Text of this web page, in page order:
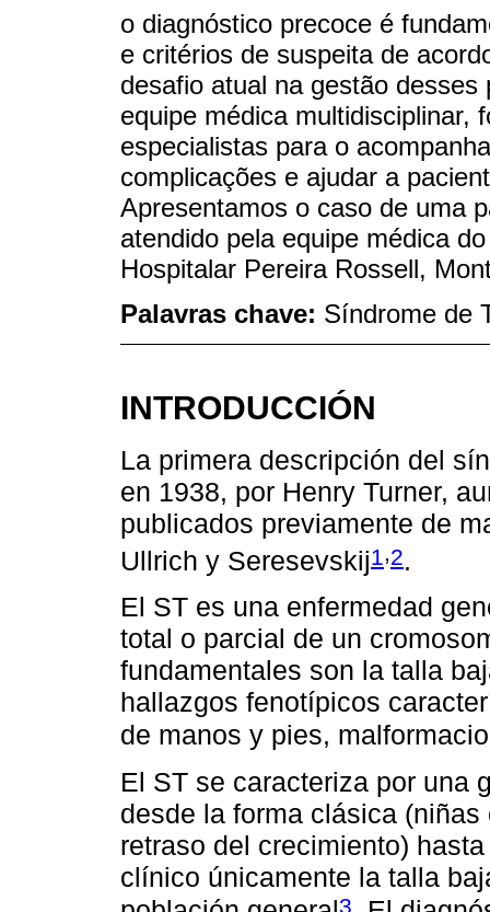
o diagnóstico precoce é
e critérios de suspeita de
desafio atual na gestão
equipe médica multidisciplinar,
especialistas para o
complicações e ajudar a
Apresentamos o caso de uma
atendido pela equipe médica
Hospitalar Pereira Rossell,
Palavras chave: Síndrome de
INTRODUCCIÓN
La primera descripción del
en 1938, por Henry Turner,
publicados previamente de
Ullrich y Seresevskij1,2.
El ST es una enfermedad
total o parcial de un
fundamentales son la talla
hallazgos fenotípicos
de manos y pies,
El ST se caracteriza por una
desde la forma clásica
retraso del crecimiento)
clínico únicamente la talla
3